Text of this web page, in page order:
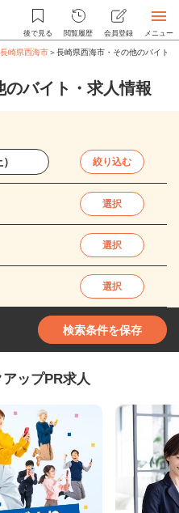
後で見る 閲覧履歴 会員登録 メニュー
長崎県西海市＞長崎県西海市・その他のバイト
バイト・求人情報
絞り込む
選択
選択
選択
検索条件を保存
ップPR求人